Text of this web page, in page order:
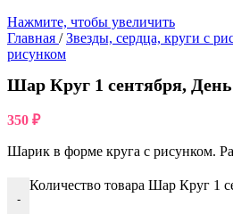
Нажмите, чтобы увеличить
Главная / Звезды, сердца, круги с
рисунком
Шар Круг 1 сентября,
350 ₽
Шарик в форме круга с рисунком.
-
Количество товара Шар Круг 1